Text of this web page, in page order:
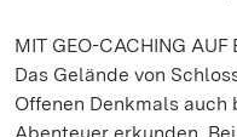
MIT GEO-CACHING AUF
Das Gelände von
Offenen Denkmals